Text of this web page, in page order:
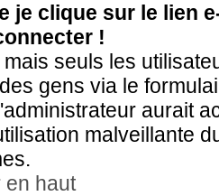
je clique sur le lien
!
seuls les
gens via le
aurait
malveillante
en haut